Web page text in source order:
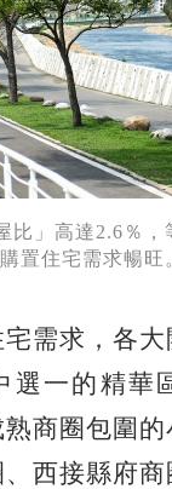
比」高達2.6％，
置住宅需求暢旺
需求，各
選一的精華
商圈包圍的
西接縣府